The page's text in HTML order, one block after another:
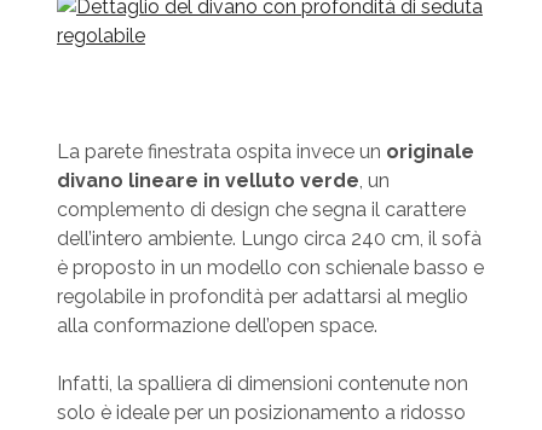
La parete finestrata ospita invece un originale
divano lineare in velluto verde, un
complemento di design che segna il carattere
dell’intero ambiente. Lungo circa 240 cm, il sofà
è proposto in un modello con schienale basso e
regolabile in profondità per adattarsi al meglio
alla conformazione dell’open space.
Infatti, la spalliera di dimensioni contenute non
solo è ideale per un posizionamento a ridosso